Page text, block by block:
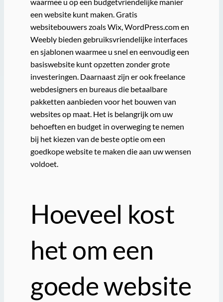
een website kunt maken. Gratis
websitebouwers zoals Wix, WordPress.com en
Weebly bieden gebruiksvriendelijke interfaces
en sjablonen waarmee u snel en eenvoudig een
basiswebsite kunt opzetten zonder grote
investeringen. Daarnaast zijn er ook freelance
webdesigners en bureaus die betaalbare
pakketten aanbieden voor het bouwen van
websites op maat. Het is belangrijk om uw
behoeften en budget in overweging te nemen
bij het kiezen van de beste optie om een
goedkope website te maken die aan uw wensen
voldoet.
Hoeveel kost
het om een
goede website